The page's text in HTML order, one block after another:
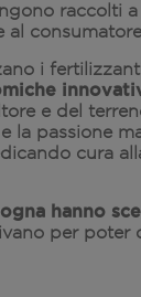
raccolti
al
i
e del
la passione
cura
hanno
per poter